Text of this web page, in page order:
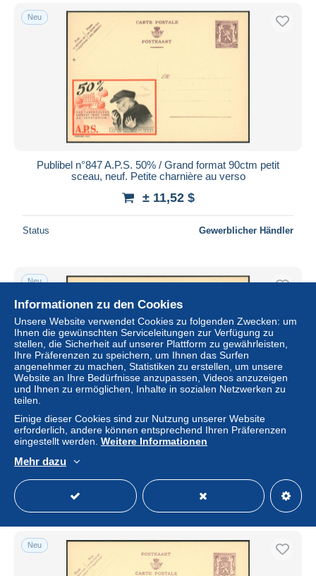
Neu
Publibel n°847 A.P.S. 50% / Grand format 90ctm petit
sceau, neuf. Petite charnière au verso
± 11,52 $
Status Gewerblicher Händler
Neu
Publibel n°846 V.V.S. Indien / Grand format 90ctm petit
sceau, neuf. Petite charnière au verso
Gewerblicher Händler
Neu
Informationen zu den Cookies
Unsere Website verwendet Cookies zu folgenden Zwecken: um
Ihnen die gewünschten Serviceleitungen zur Verfügung zu
stellen, die Sicherheit auf unserer Plattform zu gewährleisten,
Ihre Präferenzen zu speichern, um Ihnen das Surfen
angenehmer zu machen, Statistiken zu erstellen, um unsere
Website an Ihre Bedürfnisse anzupassen, Videos anzuzeigen
und Ihnen zu ermöglichen, Inhalte in sozialen Netzwerken zu
teilen.
Einige dieser Cookies sind zur Nutzung unserer Website
erforderlich, andere können entsprechend Ihren Präferenzen
eingestellt werden. Weitere Informationen
Mehr dazu